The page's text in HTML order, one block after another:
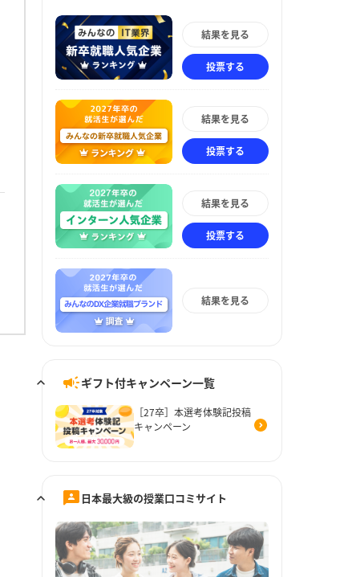
結果を見る
投票する
結果を見る
投票する
結果を見る
投票する
結果を見る
ギフト付キャンペーン一覧
［27卒］本選考体験記投稿
キャンペーン
日本最大級の授業口コミサイト